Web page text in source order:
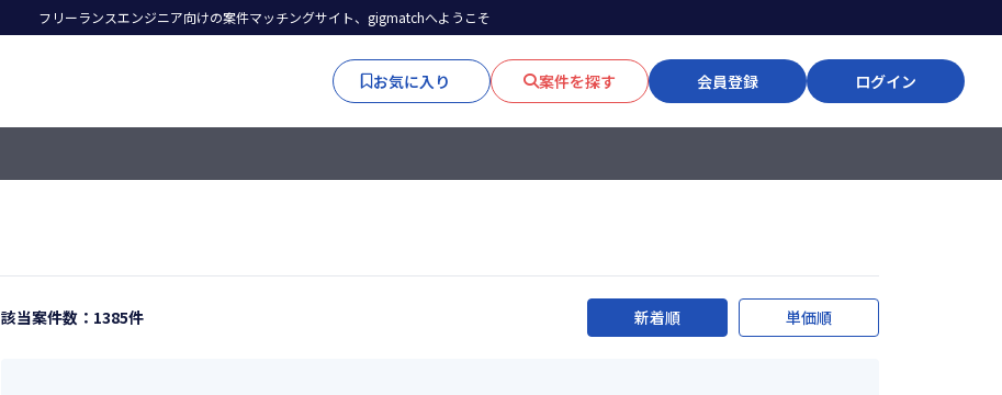
フリーランスエンジニア向けの案件マッチングサイト、gigmatchへようこそ
お気に入り 案件を探す 会員登録 ログイン
該当案件数：1385件 新着順 単価順